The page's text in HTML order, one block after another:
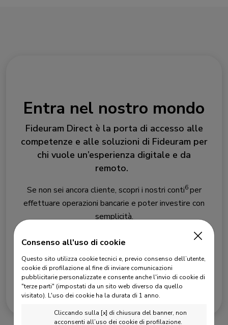
Entra nel nostro mondo
Fideuram Direct è la porta di accesso alle
competenze e alle soluzioni di Fideuram per
chi vuole un’esperienza digitale e da
remoto.
Se non sei ancora cliente, scopri i nostri conti6per
effettuare operazioni bancarie e poter investire con
semplicità.
Diventa Cliente
Consenso all'uso di cookie
Questo sito utilizza cookie tecnici e, previo consenso dell’utente,
cookie di profilazione al fine di inviare comunicazioni
pubblicitarie personalizzate e consente anche l'invio di cookie di
"terze parti" (impostati da un sito web diverso da quello
visitato). L'uso dei cookie ha la durata di 1 anno.
Cliccando sulla [x] di chiusura del banner, non
acconsenti all’uso dei cookie di profilazione.